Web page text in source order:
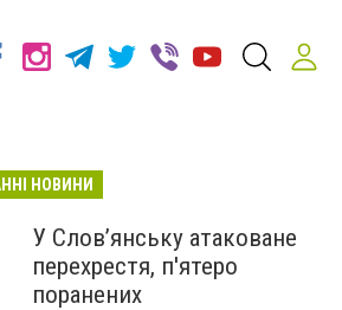
НОВИНИ
У Слов’янську атаковане
перехрестя, п'ятеро
поранених